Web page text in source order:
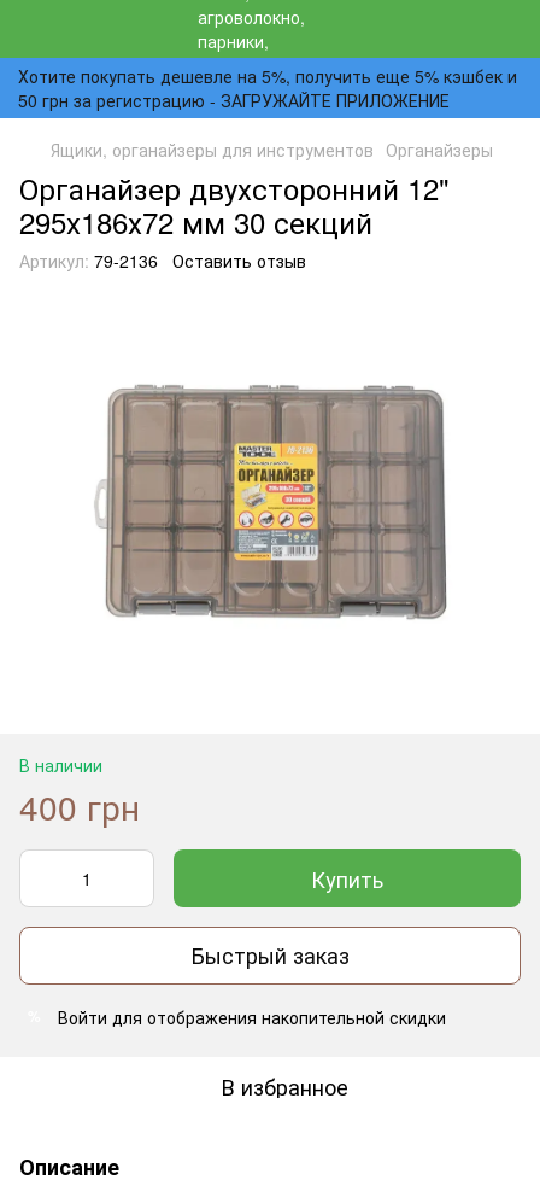
Хотите покупать дешевле на 5%, получить еще 5% кэшбек и
50 грн за регистрацию - ЗАГРУЖАЙТЕ ПРИЛОЖЕНИЕ
Ящики, органайзеры для инструментов Органайзеры
Органайзер двухсторонний 12"
295х186х72 мм 30 секций
Артикул: 79-2136 Оставить отзыв
В наличии
400 грн
Купить
Быстрый заказ
Войти для отображения накопительной скидки
В избранное
Описание